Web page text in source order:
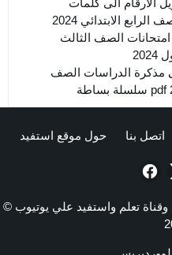
الارقام الى كلمات
الابتدائي 2024
امتحانات الصف الثالث
مذكرة الدراسات الصف
اتصل بنا حول موقع استفيد
تعلم واستفيد علي يوتيوب ©